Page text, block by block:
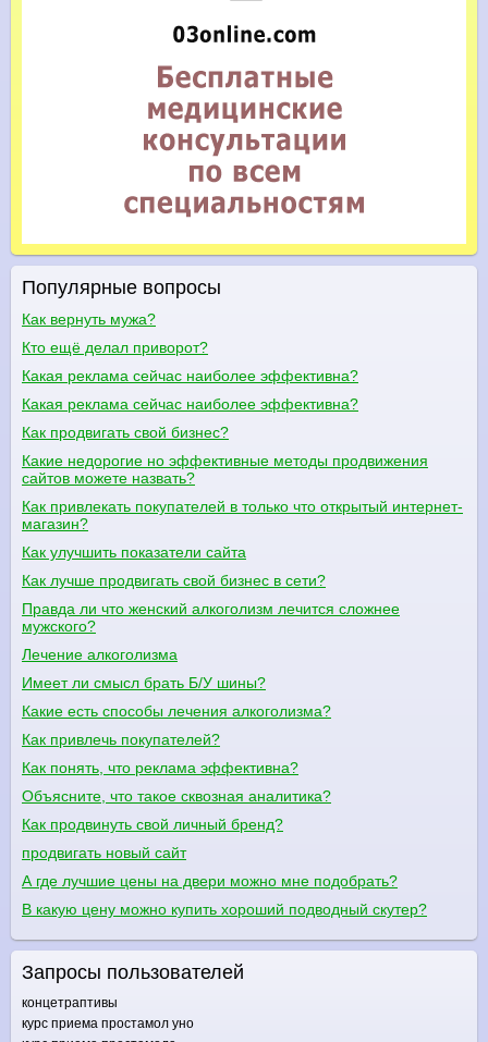
Популярные вопросы
Как вернуть мужа?
Кто ещё делал приворот?
Какая реклама сейчас наиболее эффективна?
Какая реклама сейчас наиболее эффективна?
Как продвигать свой бизнес?
Какие недорогие но эффективные методы продвижения
сайтов можете назвать?
Как привлекать покупателей в только что открытый интернет-
магазин?
Как улучшить показатели сайта
Как лучше продвигать свой бизнес в сети?
Правда ли что женский алкоголизм лечится сложнее
мужского?
Лечение алкоголизма
Имеет ли смысл брать Б/У шины?
Какие есть способы лечения алкоголизма?
Как привлечь покупателей?
Как понять, что реклама эффективна?
Объясните, что такое сквозная аналитика?
Как продвинуть свой личный бренд?
продвигать новый сайт
А где лучшие цены на двери можно мне подобрать?
В какую цену можно купить хороший подводный скутер?
Запросы пользователей
концетраптивы
курс приема простамол уно